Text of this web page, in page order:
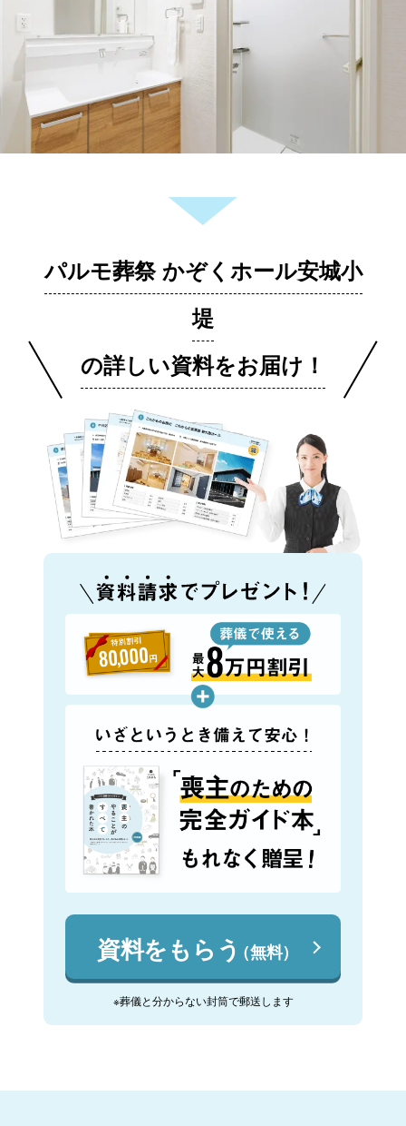
パルモ葬祭 かぞくホール安城小
堤
の詳しい資料をお届け！
資料をもらう（無料）
※葬儀と分からない封筒で郵送します